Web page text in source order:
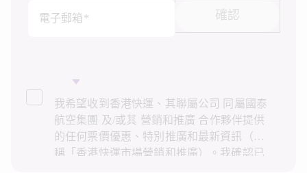
電子郵箱*
確認
我希望收到香港快運、其聯屬公司 同屬國泰
航空集團 及/或其 營銷和推廣 合作夥伴提供
的任何票價優惠、特別推廣和最新資訊（統
稱「香港快運市場營銷和推廣）。我確認已